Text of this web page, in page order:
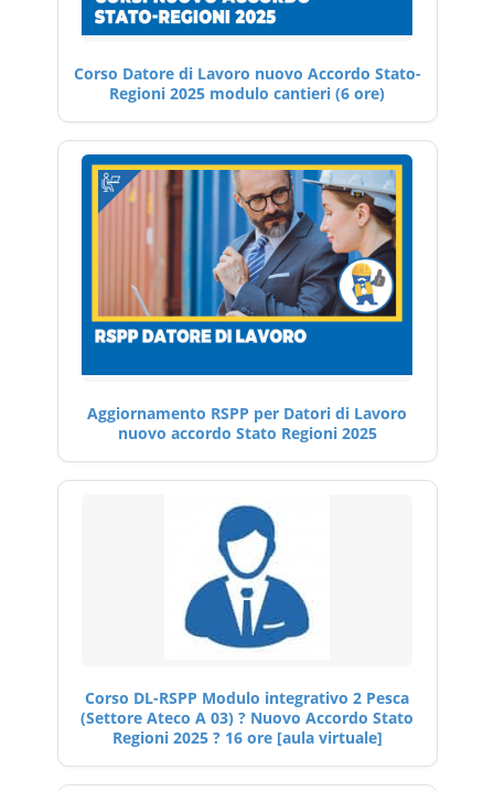
Corso Datore di Lavoro nuovo Accordo Stato-
Regioni 2025 modulo cantieri (6 ore)
Aggiornamento RSPP per Datori di Lavoro
nuovo accordo Stato Regioni 2025
Corso DL-RSPP Modulo integrativo 2 Pesca
(Settore Ateco A 03) ? Nuovo Accordo Stato
Regioni 2025 ? 16 ore [aula virtuale]